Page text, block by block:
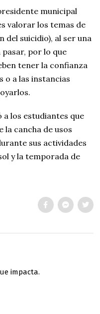
municipal
valorar los temas de
del suicidio), al ser una
pasar, por lo que
tener la confianza
o a las instancias
a los estudiantes que
la cancha de usos
sus actividades
y la temporada de
impacta.